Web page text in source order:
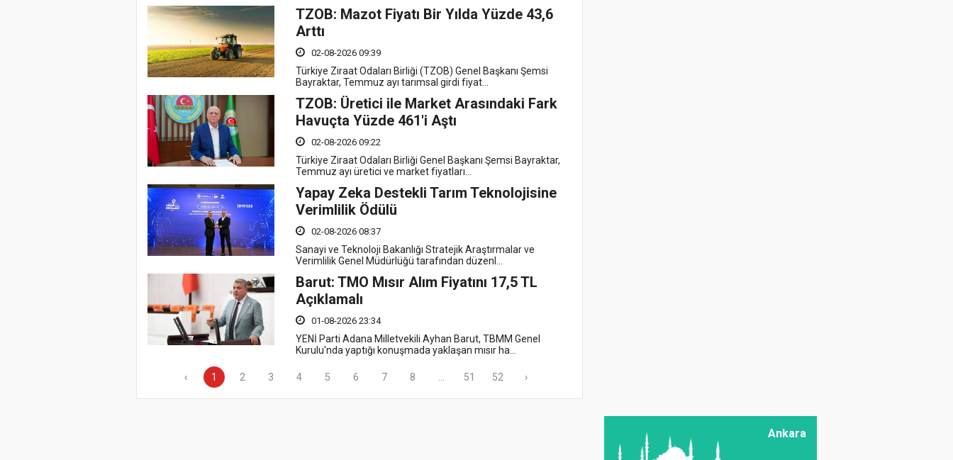
TZOB: Mazot Fiyatı Bir Yılda Yüzde 43,6
Arttı
02-08-2026 09:39
Türkiye Ziraat Odaları Birliği (TZOB) Genel Başkanı Şemsi
Bayraktar, Temmuz ayı tarımsal girdi fiyat...
TZOB: Üretici ile Market Arasındaki Fark
Havuçta Yüzde 461'i Aştı
02-08-2026 09:22
Türkiye Ziraat Odaları Birliği Genel Başkanı Şemsi Bayraktar,
Temmuz ayı üretici ve market fiyatları...
Yapay Zeka Destekli Tarım Teknolojisine
Verimlilik Ödülü
02-08-2026 08:37
Sanayi ve Teknoloji Bakanlığı Stratejik Araştırmalar ve
Verimlilik Genel Müdürlüğü tarafından düzenl...
Barut: TMO Mısır Alım Fiyatını 17,5 TL
Açıklamalı
01-08-2026 23:34
YENİ Parti Adana Milletvekili Ayhan Barut, TBMM Genel
Kurulu'nda yaptığı konuşmada yaklaşan mısır ha...
‹ 1 2 3 4 5 6 7 8 ... 51 52 ›
Preparatların
Ankara